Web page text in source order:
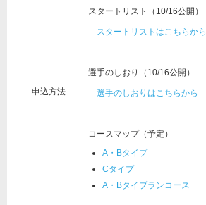
申込方法
スタートリスト（10/16公開）
スタートリストはこちらから
選手のしおり（10/16公開）
選手のしおりはこちらから
コースマップ（予定）
A・Bタイプ
Cタイプ
A・Bタイプランコース